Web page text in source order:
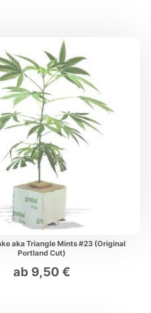
aka Triangle Mints #23 (Original
Portland Cut)
ab 9,50 €